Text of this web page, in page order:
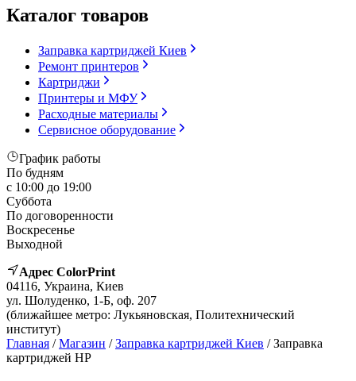
Каталог товаров
Заправка картриджей Киев
Ремонт принтеров
Картриджи
Принтеры и МФУ
Расходные материалы
Сервисное оборудование
График работы
По будням
с 10:00 до 19:00
Суббота
По договоренности
Воскресенье
Выходной
Адрес ColorPrint
04116, Украина, Киев
ул. Шолуденко, 1-Б, оф. 207
(ближайшее метро: Лукьяновская, Политехнический
институт)
Главная /Магазин /Заправка картриджей Киев / Заправка
картриджей HP